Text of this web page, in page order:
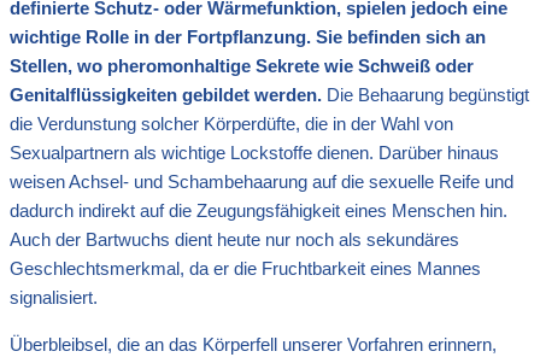
definierte Schutz- oder Wärmefunktion, spielen jedoch eine
wichtige Rolle in der Fortpflanzung. Sie befinden sich an
Stellen, wo pheromonhaltige Sekrete wie Schweiß oder
Genitalflüssigkeiten gebildet werden. Die Behaarung begünstigt
die Verdunstung solcher Körperdüfte, die in der Wahl von
Sexualpartnern als wichtige Lockstoffe dienen. Darüber hinaus
weisen Achsel- und Schambehaarung auf die sexuelle Reife und
dadurch indirekt auf die Zeugungsfähigkeit eines Menschen hin.
Auch der Bartwuchs dient heute nur noch als sekundäres
Geschlechtsmerkmal, da er die Fruchtbarkeit eines Mannes
signalisiert.
Überbleibsel, die an das Körperfell unserer Vorfahren erinnern,